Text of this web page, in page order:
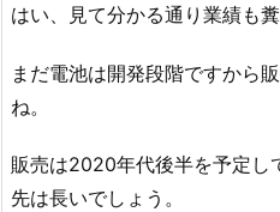
はい、見て分かる通り業績も糞
まだ電池は開発段階ですから
ね。
販売は2020年代後半を予定し
先は長いでしょう。